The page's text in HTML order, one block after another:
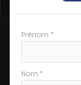
Formulaire
téléphone
Prénom *
Nom *